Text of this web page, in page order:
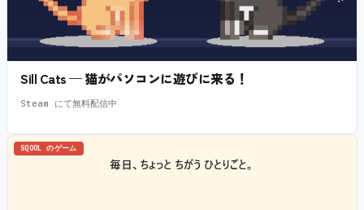
Sill Cats — 猫がパソコンに遊びに来る！
Steam にて無料配信中
SQOOL のゲーム